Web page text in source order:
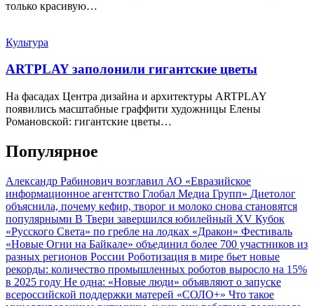
только красивую…
Культура
ARTPLAY заполонили гигантские цветы
На фасадах Центра дизайна и архитектуры ARTPLAY
появились масштабные граффити художницы Елены
Романовской: гигантские цветы…
Популярное
Александр Рабинович возглавил АО «Евразийское
информационное агентство Глобал Медиа Групп» Диетолог
объяснила, почему кефир, творог и молоко снова становятся
популярными В Твери завершился юбилейный XV Кубок
«Русского Света» по гребле на лодках «Дракон» Фестиваль
«Новые Огни на Байкале» объединил более 700 участников из
разных регионов России Роботизация в мире бьет новые
рекорды: количество промышленных роботов выросло на 15%
в 2025 году Не одна: «Новые люди» объявляют о запуске
всероссийской поддержки матерей «СОЛО+» Что такое